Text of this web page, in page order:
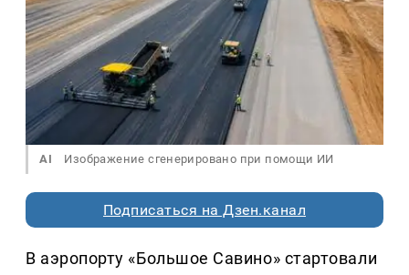
AI Изображение сгенерировано при помощи ИИ
Подписаться на Дзен.канал
В аэропорту «Большое Савино» стартовали